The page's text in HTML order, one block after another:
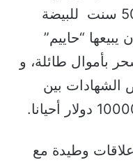
بالبيض البلدي بثمن يقل عن 50 سنت للبيضة
يبيعها “حاييم”
بأموال طائلة، و
بين
وطيدة مع